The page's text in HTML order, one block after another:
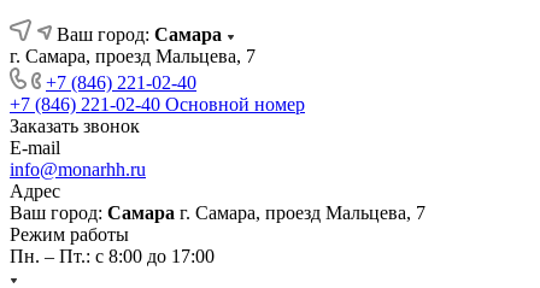
Ваш город: Самара
г. Самара, проезд Мальцева, 7
+7 (846) 221-02-40
+7 (846) 221-02-40 Основной номер
Заказать звонок
E-mail
info@monarhh.ru
Адрес
Ваш город: Самара г. Самара, проезд Мальцева, 7
Режим работы
Пн. – Пт.: с 8:00 до 17:00